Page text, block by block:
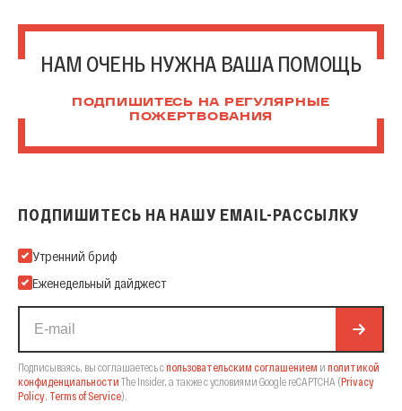
НАМ ОЧЕНЬ НУЖНА ВАША ПОМОЩЬ
ПОДПИШИТЕСЬ НА РЕГУЛЯРНЫЕ
ПОЖЕРТВОВАНИЯ
ПОДПИШИТЕСЬ НА НАШУ EMAIL-РАССЫЛКУ
Подпишитесь на нашу Email-рассылку
Утренний бриф
Еженедельный дайджест
Подписываясь, вы соглашаетесь спользовательским соглашением и политикой
конфиденциальности The Insider, а также с условиями Google reCAPTCHA (Privacy
Policy, Terms of Service).